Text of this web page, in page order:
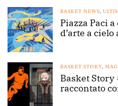
BASKET NEWS
Piazza Paci
d’arte a cielo
BASKET STORY
Basket
raccontato